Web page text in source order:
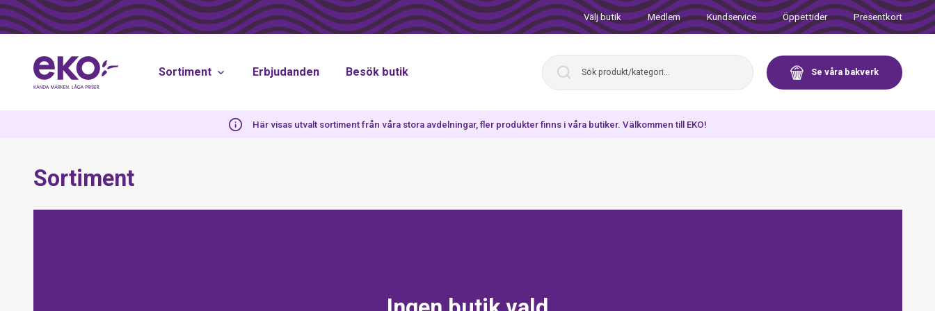
Välj butik Medlem Kundservice Öppettider Presentkort
Sortiment Erbjudanden Besök butik Se våra bakverk
Här visas utvalt sortiment från våra stora avdelningar, fler produkter finns i våra butiker. Välkommen till EKO!
Sortiment